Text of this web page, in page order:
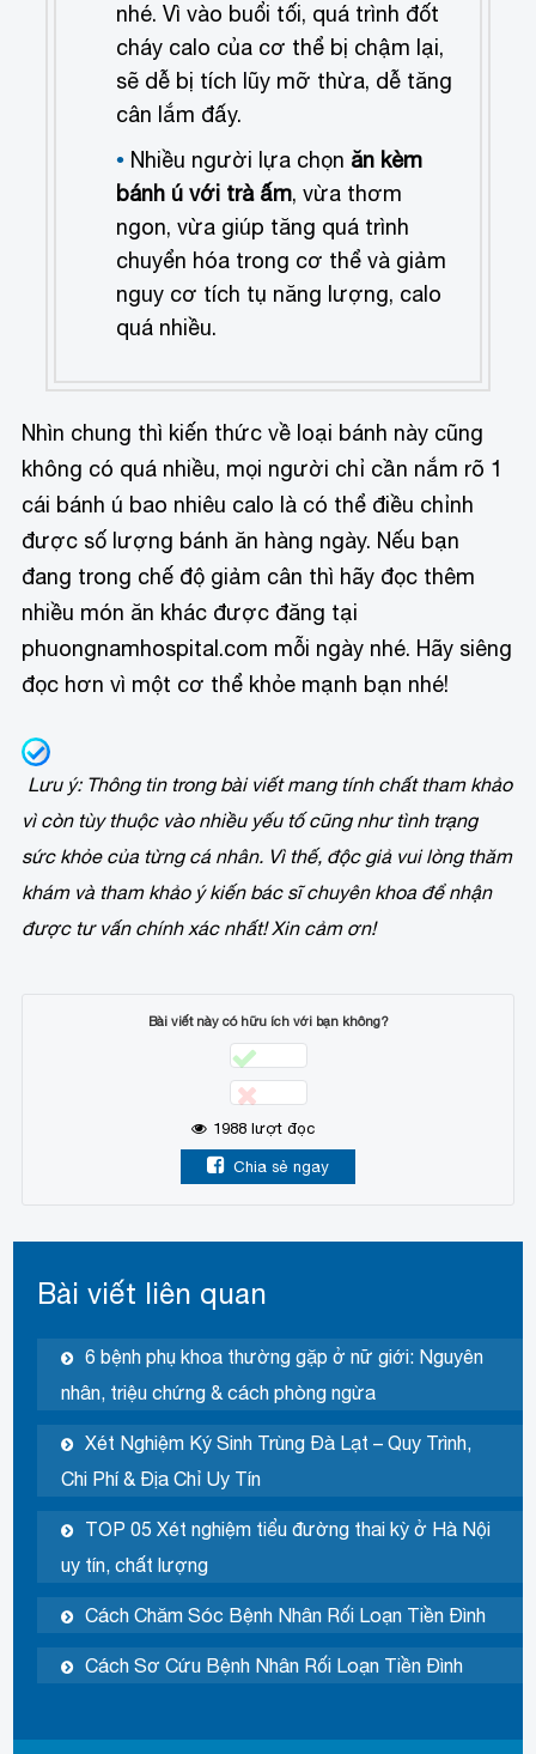
nhé. Vì vào buổi tối, quá trình đốt
cháy calo của cơ thể bị chậm lại,
sẽ dễ bị tích lũy mỡ thừa, dễ tăng
cân lắm đấy.
Nhiều người lựa chọn ăn kèm
bánh ú với trà ấm, vừa thơm
ngon, vừa giúp tăng quá trình
chuyển hóa trong cơ thể và giảm
nguy cơ tích tụ năng lượng, calo
quá nhiều.
Nhìn chung thì kiến thức về loại bánh này cũng
không có quá nhiều, mọi người chỉ cần nắm rõ 1
cái bánh ú bao nhiêu calo là có thể điều chỉnh
được số lượng bánh ăn hàng ngày. Nếu bạn
đang trong chế độ giảm cân thì hãy đọc thêm
nhiều món ăn khác được đăng tại
phuongnamhospital.com mỗi ngày nhé. Hãy siêng
đọc hơn vì một cơ thể khỏe mạnh bạn nhé!
Lưu ý: Thông tin trong bài viết mang tính chất tham khảo
vì còn tùy thuộc vào nhiều yếu tố cũng như tình trạng
sức khỏe của từng cá nhân. Vì thế, độc giả vui lòng thăm
khám và tham khảo ý kiến bác sĩ chuyên khoa để nhận
được tư vấn chính xác nhất! Xin cảm ơn!
Bài viết này có hữu ích với bạn không?
1988 lượt đọc
Chia sẻ ngay
Bài viết liên quan
6 bệnh phụ khoa thường gặp ở nữ giới: Nguyên
nhân, triệu chứng & cách phòng ngừa
Xét Nghiệm Ký Sinh Trùng Đà Lạt – Quy Trình,
Chi Phí & Địa Chỉ Uy Tín
TOP 05 Xét nghiệm tiểu đường thai kỳ ở Hà Nội
uy tín, chất lượng
Cách Chăm Sóc Bệnh Nhân Rối Loạn Tiền Đình
Cách Sơ Cứu Bệnh Nhân Rối Loạn Tiền Đình